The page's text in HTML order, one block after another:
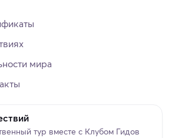
мира
тур вместе с Клубом Гидов